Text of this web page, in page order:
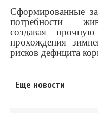
Сформированные
потребности
создавая
прохождения
рисков дефицита
Еще новости